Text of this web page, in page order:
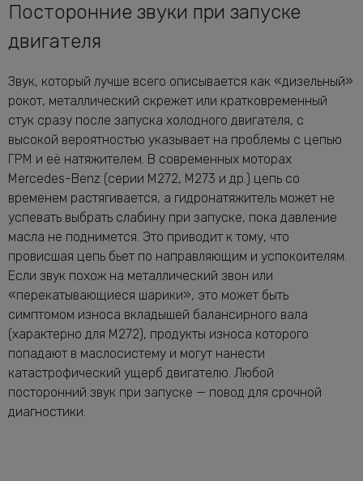
Посторонние звуки при запуске
двигателя
Звук, который лучше всего описывается как «дизельный»
рокот, металлический скрежет или кратковременный
стук сразу после запуска холодного двигателя, с
высокой вероятностью указывает на проблемы с цепью
ГРМ и её натяжителем. В современных моторах
Mercedes-Benz (серии M272, M273 и др.) цепь со
временем растягивается, а гидронатяжитель может не
успевать выбрать слабину при запуске, пока давление
масла не поднимется. Это приводит к тому, что
провисшая цепь бьет по направляющим и успокоителям.
Если звук похож на металлический звон или
«перекатывающиеся шарики», это может быть
симптомом износа вкладышей балансирного вала
(характерно для M272), продукты износа которого
попадают в маслосистему и могут нанести
катастрофический ущерб двигателю. Любой
посторонний звук при запуске — повод для срочной
диагностики.